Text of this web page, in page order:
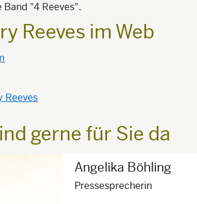
"4 Reeves".
Reeves im Web
Reeves
gerne für Sie da
Angelika Böhling
Pressesprecherin